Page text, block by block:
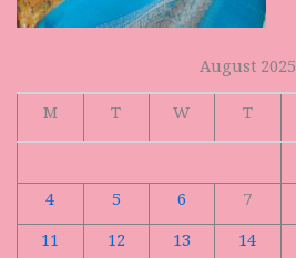
August 2025
M
T W T
4
5 6 7
11
12 13 14